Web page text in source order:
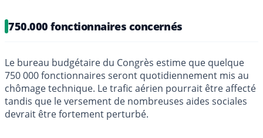
750.000 fonctionnaires concernés
Le bureau budgétaire du Congrès estime que quelque
750 000 fonctionnaires seront quotidiennement mis au
chômage technique. Le trafic aérien pourrait être affecté
tandis que le versement de nombreuses aides sociales
devrait être fortement perturbé.